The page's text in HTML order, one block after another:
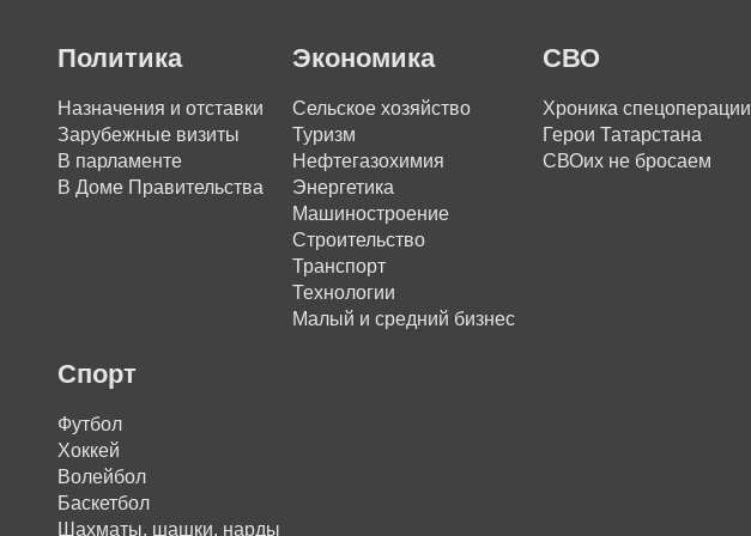
Политика
Назначения и отставки
Зарубежные визиты
В парламенте
В Доме Правительства
Экономика
Сельское хозяйство
Туризм
Нефтегазохимия
Энергетика
Машиностроение
Строительство
Транспорт
Технологии
Малый и средний бизнес
СВО
Хроника спецоперации
Герои Татарстана
СВОих не бросаем
Спорт
Футбол
Хоккей
Волейбол
Баскетбол
Шахматы, шашки, нарды